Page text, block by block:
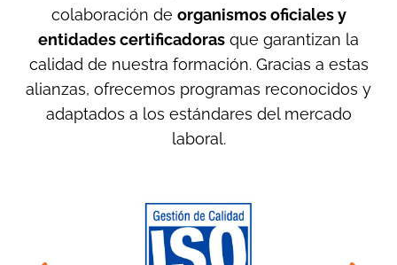
colaboración de organismos oficiales y
entidades certificadoras que garantizan la
calidad de nuestra formación. Gracias a estas
alianzas, ofrecemos programas reconocidos y
adaptados a los estándares del mercado
laboral.